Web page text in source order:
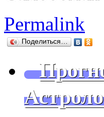
Permalink
Поделиться…